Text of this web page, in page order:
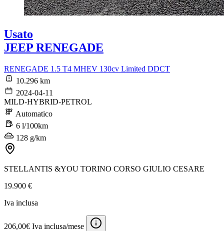
Usato
JEEP RENEGADE
RENEGADE 1.5 T4 MHEV 130cv Limited DDCT
10.296 km
2024-04-11
MILD-HYBRID-PETROL
Automatico
6 l/100km
128 g/km
STELLANTIS &YOU TORINO CORSO GIULIO CESARE
19.900 €
Iva inclusa
206,00€ Iva inclusa/mese